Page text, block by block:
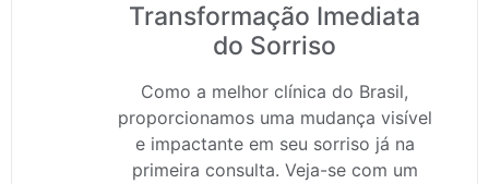
Transformação Imediata
do Sorriso
Como a melhor clínica do Brasil,
proporcionamos uma mudança visível
e impactante em seu sorriso já na
primeira consulta. Veja-se com um